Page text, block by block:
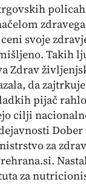
svoje
Takih
Zdrav
da
pijač rahlo
cilji
Dober
za
za